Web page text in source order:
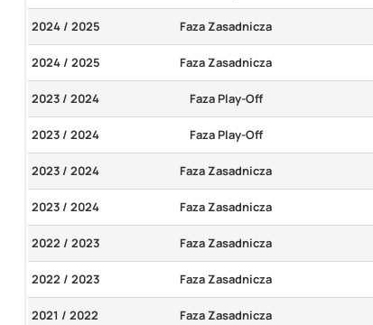
2024 / 2025 Faza Zasadnicza
2024 / 2025 Faza Zasadnicza
2023 / 2024 Faza Play-Off
2023 / 2024 Faza Play-Off
2023 / 2024 Faza Zasadnicza
2023 / 2024 Faza Zasadnicza
2022 / 2023 Faza Zasadnicza
2022 / 2023 Faza Zasadnicza
2021 / 2022 Faza Zasadnicza